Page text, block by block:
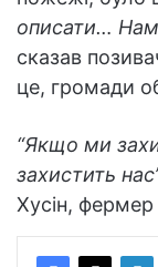
описати… Нам
сказав
це, громади
“Якщо ми
захистить
Хусін, фермер